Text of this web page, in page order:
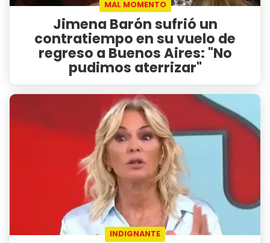
MAL MOMENTO
Jimena Barón sufrió un
contratiempo en su vuelo de
regreso a Buenos Aires: "No
pudimos aterrizar"
INDIGNANTE